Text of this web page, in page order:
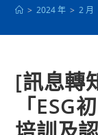
> 2024 年 > 2 月
[訊息轉
「ESG